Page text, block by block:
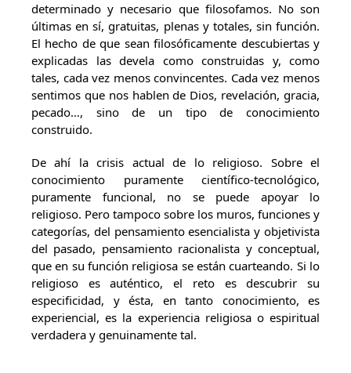
determinado y necesario que filosofamos. No son
últimas en sí, gratuitas, plenas y totales, sin función.
El hecho de que sean filosóficamente descubiertas y
explicadas las devela como construidas y, como
tales, cada vez menos convincentes. Cada vez menos
sentimos que nos hablen de Dios, revelación, gracia,
pecado…, sino de un tipo de conocimiento
construido.
De ahí la crisis actual de lo religioso. Sobre el
conocimiento puramente científico-tecnológico,
puramente funcional, no se puede apoyar lo
religioso. Pero tampoco sobre los muros, funciones y
categorías, del pensamiento esencialista y objetivista
del pasado, pensamiento racionalista y conceptual,
que en su función religiosa se están cuarteando. Si lo
religioso es auténtico, el reto es descubrir su
especificidad, y ésta, en tanto conocimiento, es
experiencial, es la experiencia religiosa o espiritual
verdadera y genuinamente tal.